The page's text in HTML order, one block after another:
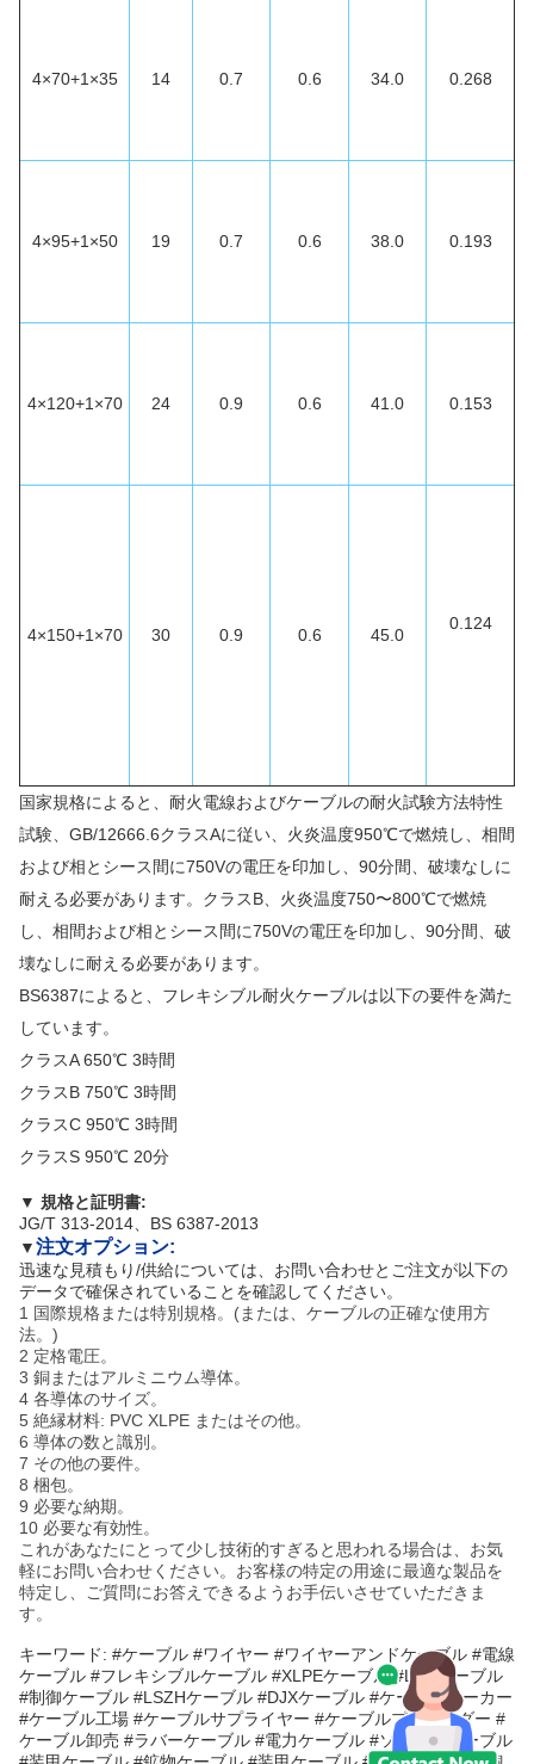
4×70+1×35 14 0.7 0.6 34.0 0.268
4×95+1×50 19 0.7 0.6 38.0 0.193
4×120+1×70 24 0.9 0.6 41.0 0.153
4×150+1×70 30 0.9 0.6 45.0
0.124
国家規格によると、耐火電線およびケーブルの耐火試験方法特性
試験、GB/12666.6クラスAに従い、火炎温度950℃で燃焼し、相間
および相とシース間に750Vの電圧を印加し、90分間、破壊なしに
耐える必要があります。クラスB、火炎温度750〜800℃で燃焼
し、相間および相とシース間に750Vの電圧を印加し、90分間、破
壊なしに耐える必要があります。
BS6387によると、フレキシブル耐火ケーブルは以下の要件を満た
しています。
クラスA 650℃ 3時間
クラスB 750℃ 3時間
クラスC 950℃ 3時間
クラスS 950℃ 20分
▼ 規格と証明書:
JG/T 313-2014、BS 6387-2013
▼注文オプション:
迅速な見積もり/供給については、お問い合わせとご注文が以下の
データで確保されていることを確認してください。
1 国際規格または特別規格。(または、ケーブルの正確な使用方
法。)
2 定格電圧。
3 銅またはアルミニウム導体。
4 各導体のサイズ。
5 絶縁材料: PVC XLPE またはその他。
6 導体の数と識別。
7 その他の要件。
8 梱包。
9 必要な納期。
10 必要な有効性。
これがあなたにとって少し技術的すぎると思われる場合は、お気
軽にお問い合わせください。お客様の特定の用途に最適な製品を
特定し、ご質問にお答えできるようお手伝いさせていただきま
す。
キーワード: #ケーブル #ワイヤー #ワイヤーアンドケーブル #電線
ケーブル #フレキシブルケーブル #XLPEケーブル #LANケーブル
#制御ケーブル #LSZHケーブル #DJXケーブル #ケーブルメーカー
#ケーブル工場 #ケーブルサプライヤー #ケーブルプロバイダー #
ケーブル卸売 #ラバーケーブル #電力ケーブル #ソーラーケーブル